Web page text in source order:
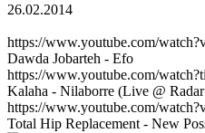
26.02.2014
https://www.youtube.com/
Dawda Jobarteh - Efo
https://www.youtube.com/
Kalaha - Nilaborre (Live @
https://www.youtube.com/
Total Hip Replacement - New